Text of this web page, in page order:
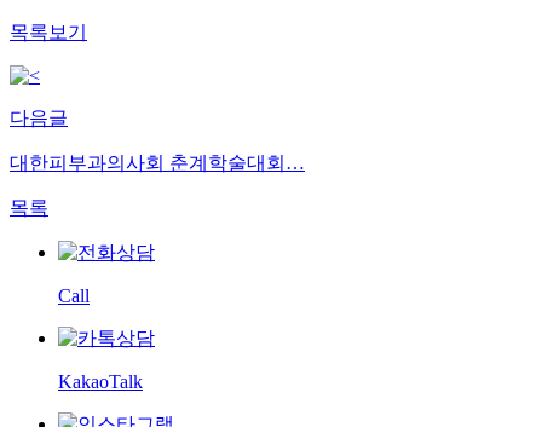
목록보기
다음글
대한피부과의사회 춘계학술대회…
목록
Call
KakaoTalk